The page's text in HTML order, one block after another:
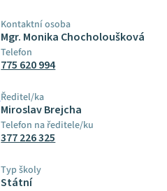
Kontaktní osoba
Mgr. Monika Chocholoušková
Telefon
775 620 994
Ředitel/ka
Miroslav Brejcha
Telefon na ředitele/ku
377 226 325
Typ školy
Státní